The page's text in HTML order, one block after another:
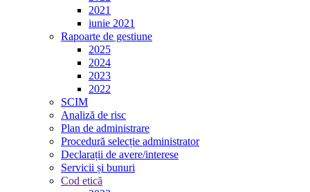
2021
iunie 2021
Rapoarte de gestiune
2025
2024
2023
2022
SCIM
Analiză de risc
Plan de administrare
Procedură selecție administrator
Declarații de avere/interese
Servicii și bunuri
Cod etică